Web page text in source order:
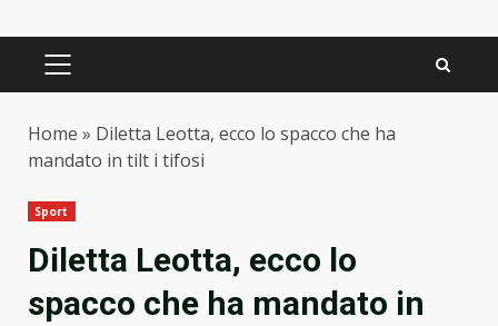
PRIMARY
Home » Diletta Leotta, ecco lo spacco che ha
mandato in tilt i tifosi
Sport
Diletta Leotta, ecco lo
spacco che ha mandato in